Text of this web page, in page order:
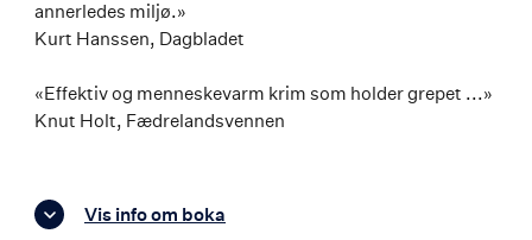
annerledes miljø.»
Kurt Hanssen, Dagbladet
«Effektiv og menneskevarm krim som holder grepet ...»
Knut Holt, Fædrelandsvennen
Vis info om boka